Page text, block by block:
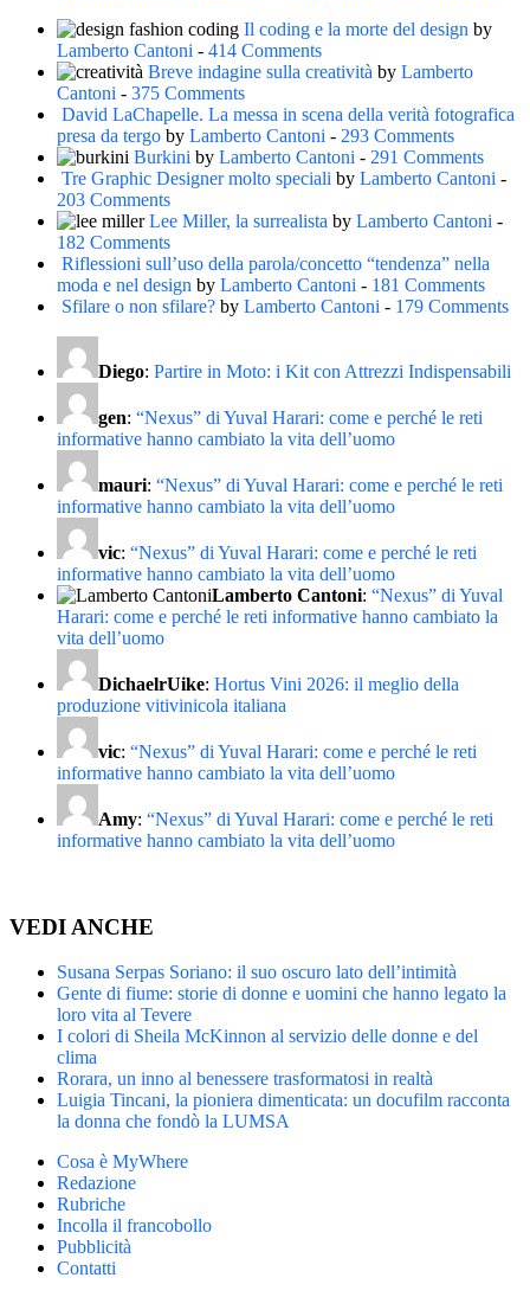
Il coding e la morte del design by
Lamberto Cantoni - 414 Comments
Breve indagine sulla creatività by Lamberto
Cantoni - 375 Comments
David LaChapelle. La messa in scena della verità fotografica
presa da tergo by Lamberto Cantoni - 293 Comments
Burkini by Lamberto Cantoni - 291 Comments
Tre Graphic Designer molto speciali by Lamberto Cantoni -
203 Comments
Lee Miller, la surrealista by Lamberto Cantoni -
182 Comments
Riflessioni sull’uso della parola/concetto “tendenza” nella
moda e nel design by Lamberto Cantoni - 181 Comments
Sfilare o non sfilare? by Lamberto Cantoni - 179 Comments
Diego: Partire in Moto: i Kit con Attrezzi Indispensabili
gen: “Nexus” di Yuval Harari: come e perché le reti
informative hanno cambiato la vita dell’uomo
mauri: “Nexus” di Yuval Harari: come e perché le reti
informative hanno cambiato la vita dell’uomo
vic: “Nexus” di Yuval Harari: come e perché le reti
informative hanno cambiato la vita dell’uomo
Lamberto Cantoni: “Nexus” di Yuval
Harari: come e perché le reti informative hanno cambiato la
vita dell’uomo
DichaelrUike: Hortus Vini 2026: il meglio della
produzione vitivinicola italiana
vic: “Nexus” di Yuval Harari: come e perché le reti
informative hanno cambiato la vita dell’uomo
Amy: “Nexus” di Yuval Harari: come e perché le reti
informative hanno cambiato la vita dell’uomo
VEDI ANCHE
Susana Serpas Soriano: il suo oscuro lato dell’intimità
Gente di fiume: storie di donne e uomini che hanno legato la
loro vita al Tevere
I colori di Sheila McKinnon al servizio delle donne e del
clima
Rorara, un inno al benessere trasformatosi in realtà
Luigia Tincani, la pioniera dimenticata: un docufilm racconta
la donna che fondò la LUMSA
Cosa è MyWhere
Redazione
Rubriche
Incolla il francobollo
Pubblicità
Contatti